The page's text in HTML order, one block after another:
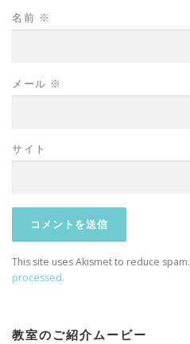
名前 ※
メール ※
サイト
This site uses Akismet to reduce spam.
processed.
教室のご紹介ムービー